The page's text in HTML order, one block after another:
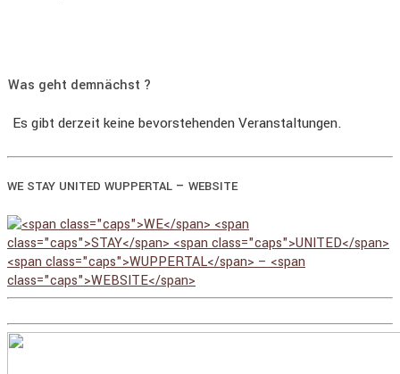
Was geht demnächst ?
Es gibt derzeit keine bevorstehenden Veranstaltungen.
WE STAY UNITED WUPPERTAL – WEBSITE